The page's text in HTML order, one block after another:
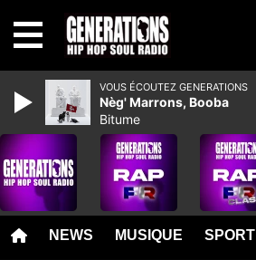
NEWS MUSIQUE SPORT
VOUS ÉCOUTEZ GENERATIONS
Nèg' Marrons, Booba
Bitume